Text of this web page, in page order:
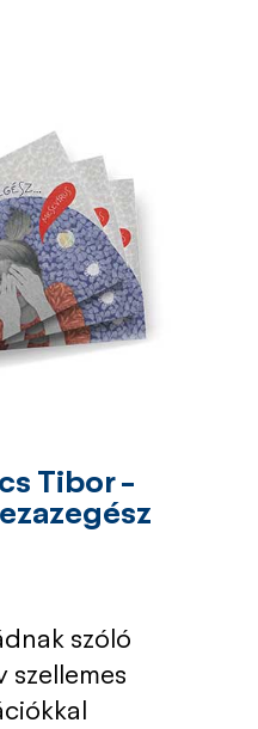
Tibor -
szóló
szellemes